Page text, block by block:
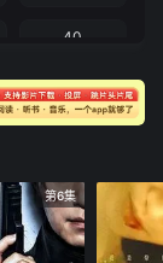
40
44
52
56
第6集